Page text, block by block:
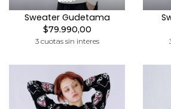
Sweater Gudetama
$79.990,00
3 cuotas sin interes